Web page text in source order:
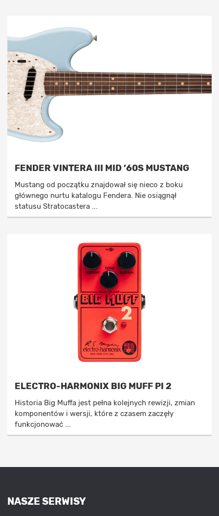
FENDER VINTERA III MID ’60S MUSTANG
Mustang od początku znajdował się nieco z boku
głównego nurtu katalogu Fendera. Nie osiągnął
statusu Stratocastera ...
ELECTRO-HARMONIX BIG MUFF PI 2
Historia Big Muffa jest pełna kolejnych rewizji, zmian
komponentów i wersji, które z czasem zaczęły
funkcjonować ...
NASZE SERWISY